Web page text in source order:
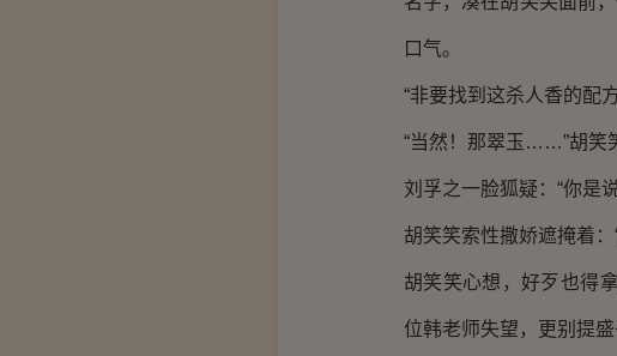
口气。
“非要找到这杀人香的配
“当然！那翠玉……”胡笑
刘孚之一脸狐疑：“你是
胡笑笑索性撒娇遮掩着
胡笑笑心想，好歹也得
位韩老师失望，更别提盛